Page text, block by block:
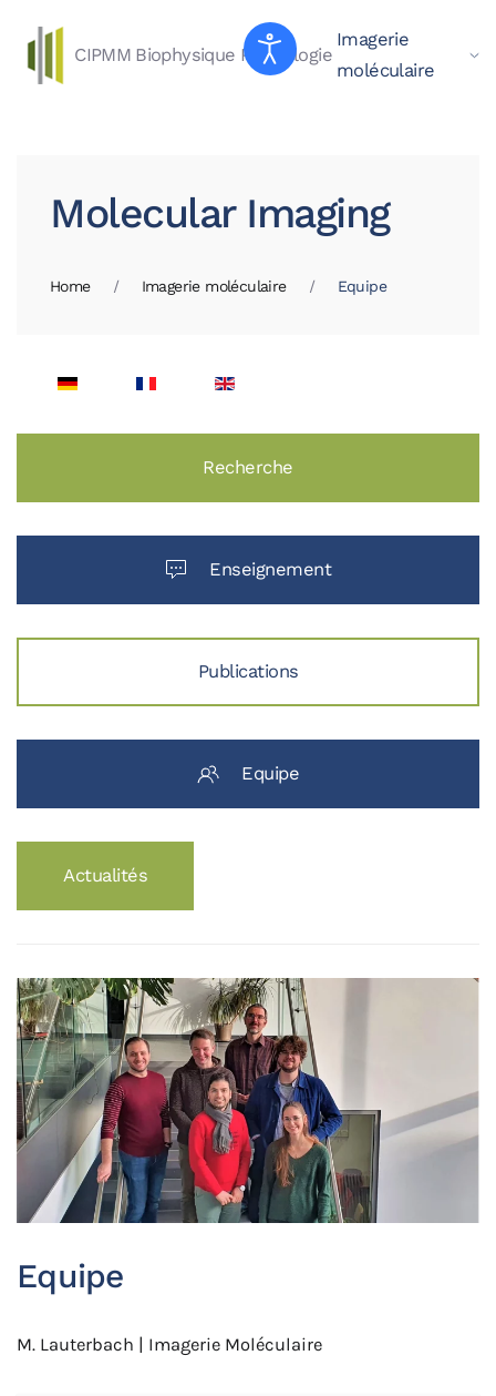
Skip to main content
CIPMM Biophysique Physiologie
Imagerie
moléculaire
Molecular Imaging
Home Imagerie moléculaire Equipe
Recherche
Enseignement
Publications
Equipe
Actualités
Equipe
M. Lauterbach | Imagerie Moléculaire